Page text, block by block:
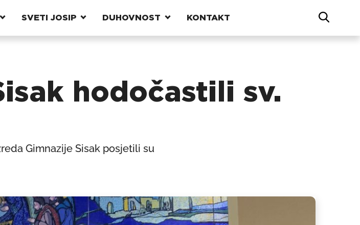
SVETI JOSIP DUHOVNOST KONTAKT
hodočastili sv.
Gimnazije Sisak posjetili su